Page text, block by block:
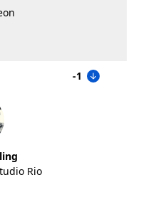
-1
Rio